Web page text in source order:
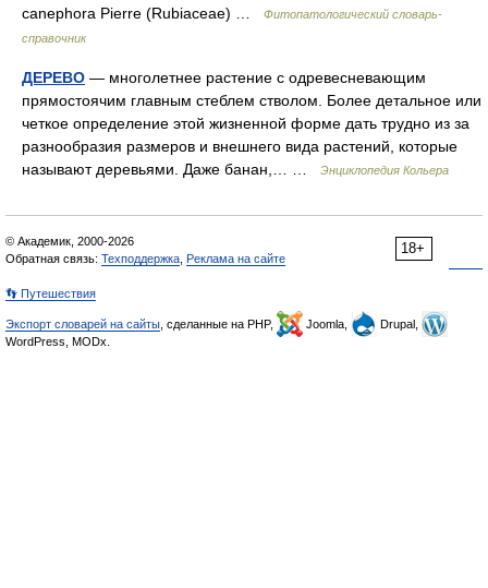
canephora Pierre (Rubiaceae) …
Фитопатологический словарь-
справочник
ДЕРЕВО — многолетнее растение с одревесневающим
прямостоячим главным стеблем стволом. Более детальное или
четкое определение этой жизненной форме дать трудно из за
разнообразия размеров и внешнего вида растений, которые
называют деревьями. Даже банан,… …
Энциклопедия Кольера
18+
© Академик, 2000-2026
Обратная связь: Техподдержка Реклама на сайте
👣 Путешествия
Экспорт словарей на сайты , сделанные на PHP, Joomla,
Drupal,
WordPress, MODx.